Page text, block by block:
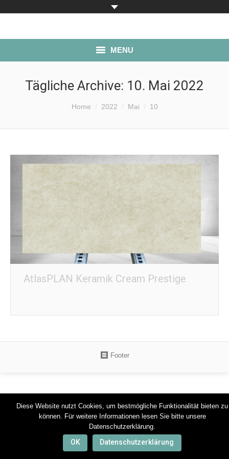
MENU
ANFAHRT
Tägliche Archive: 10. Mai 2022
Sie befinden sich hier:
Home 2022 Mai 10
AtlasPLAN Keramik Cream Prestige
Footer
Diese Website nutzt Cookies, um bestmögliche Funktionalität bieten zu
können. Für weitere Informationen lesen Sie bitte unsere
Datenschutzerklärung.
OK Datenschutzerklärung